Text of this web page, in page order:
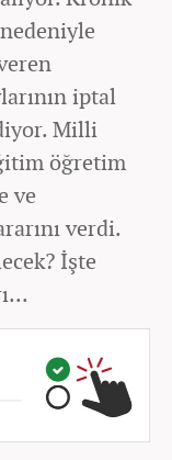
iptal
Milli
öğretim
ve
verdi.
İşte